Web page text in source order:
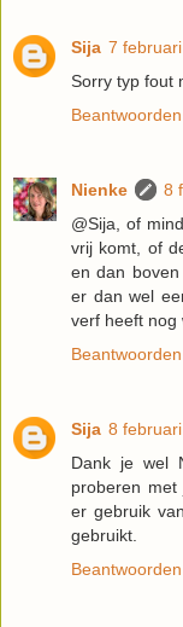
Sija 7
Sorry typ fout
Beantwoorden
Nienke
8
@Sija, of
vrij komt, of
en dan
er dan wel
verf heeft nog
Beantwoorden
Sija 8
Dank je wel
proberen
er gebruik
gebruikt.
Beantwoorden